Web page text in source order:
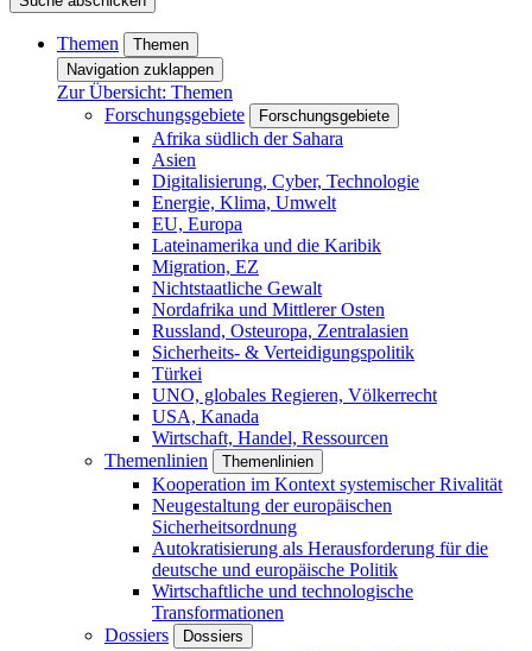
Themen
Themen
Navigation zuklappen
Zur Übersicht: Themen
Forschungsgebiete
Forschungsgebiete
Afrika südlich der Sahara
Asien
Digitalisierung, Cyber, Technologie
Energie, Klima, Umwelt
EU, Europa
Lateinamerika und die Karibik
Migration, EZ
Nichtstaatliche Gewalt
Nordafrika und Mittlerer Osten
Russland, Osteuropa, Zentralasien
Sicherheits- & Verteidigungspolitik
Türkei
UNO, globales Regieren, Völkerrecht
USA, Kanada
Wirtschaft, Handel, Ressourcen
Themenlinien
Themenlinien
Kooperation im Kontext systemischer Rivalität
Neugestaltung der europäischen
Sicherheitsordnung
Autokratisierung als Herausforderung für die
deutsche und europäische Politik
Wirtschaftliche und technologische
Transformationen
Dossiers
Dossiers